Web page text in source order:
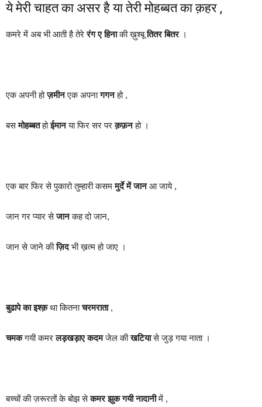
ये मेरी चाहत का असर है या तेरी मोहब्बत का क़हर ,
कमरे में अब भी आती है तेरेरंग ए हिनाकी ख़ुश्बूतितर बितर।
एक अपनी होज़मीनएक अपनागगनहो ,
बसमोहब्बतहोईमानया फिर सर परक़फ़नहो ।
एक बार फिर से पुकारो तुम्हारी कसममुर्दे में जानआ जाये ,
जान गर प्यार सेजानकह दो जान,
जान से जाने कीज़िदभी ख़त्म हो जाए ।
बुढापे का इश्क़था कितनाचरमराता,
चमकगयी कमरलड़खड़ाए कदमजेल कीखटियासे जुड़ गया नाता ।
बच्चों की ज़रूरतों के बोझ सेकमर झुक गयी नादानीमें ,